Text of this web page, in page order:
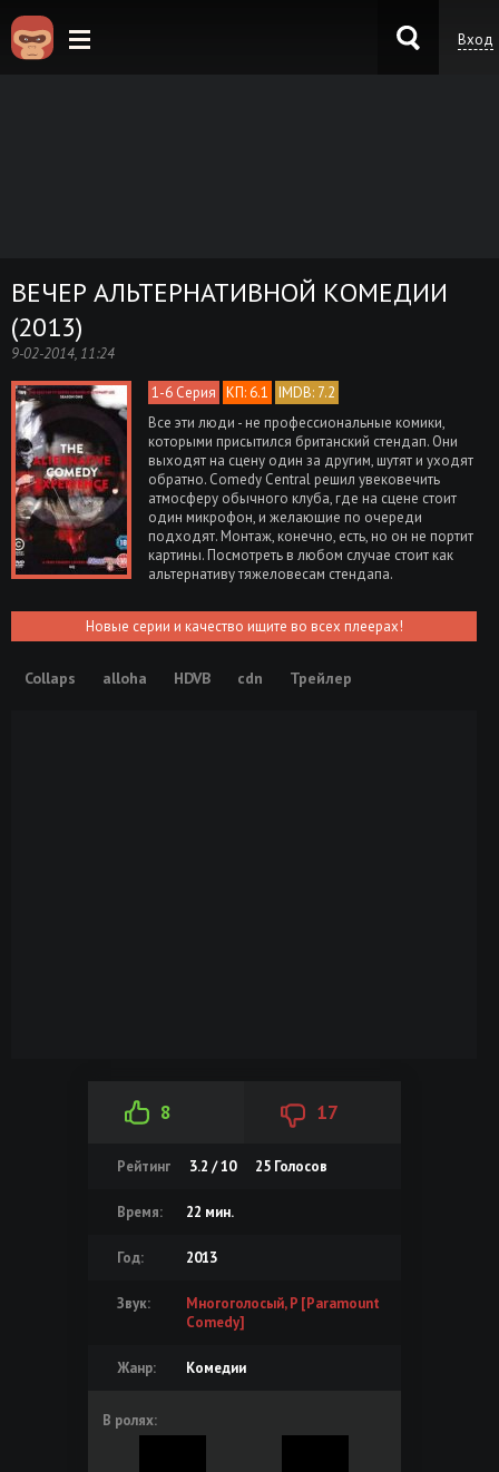
Вход
ВЕЧЕР АЛЬТЕРНАТИВНОЙ КОМЕДИИ
(2013)
9-02-2014, 11:24
1-6 Серия КП: 6.1 IMDB: 7.2
Все эти люди - не профессиональные комики,
которыми присытился британский стендап. Они
выходят на сцену один за другим, шутят и уходят
обратно. Comedy Central решил увековечить
атмосферу обычного клуба, где на сцене стоит
один микрофон, и желающие по очереди
подходят. Монтаж, конечно, есть, но он не портит
картины. Посмотреть в любом случае стоит как
альтернативу тяжеловесам стендапа.
Новые серии и качество ищите во всех плеерах!
Collaps alloha HDVB cdn Трейлер
8 17
Рейтинг 3.2 / 10 25Голосов
Время: 22 мин.
Год: 2013
Звук:
Многоголосый, P [Paramount
Comedy]
Жанр: Комедии
В ролях: